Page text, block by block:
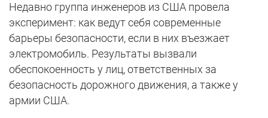
Недавно группа инженеров из США провела
эксперимент: как ведут себя современные
барьеры безопасности, если в них въезжает
электромобиль. Результаты вызвали
обеспокоенность у лиц, ответственных за
безопасность дорожного движения, а также у
армии США.